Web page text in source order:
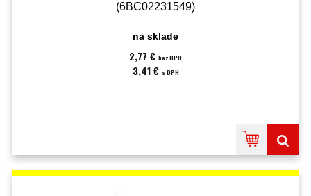
(6BC02231549)
na sklade
2,77 € bez DPH
3,41 € s DPH